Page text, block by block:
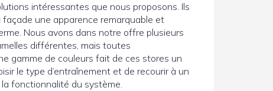
intéressantes que nous proposons. Ils
une apparence remarquable et
Nous avons dans notre offre plusieurs
différentes, mais toutes
gamme de couleurs fait de ces stores un
le type d’entraînement et de recourir à un
fonctionnalité du système.